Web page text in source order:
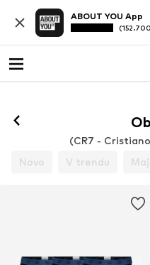
ABOUT YOU App
(CR7 -
Novo
V trendu